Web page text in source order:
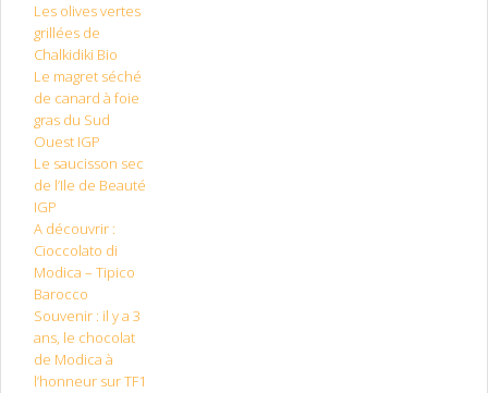
Les olives vertes
grillées de
Chalkidiki Bio
Le magret séché
de canard à foie
gras du Sud
Ouest IGP
Le saucisson sec
de l’Ile de Beauté
IGP
A découvrir :
Cioccolato di
Modica – Tipico
Barocco
Souvenir : il y a 3
ans, le chocolat
de Modica à
l’honneur sur TF1